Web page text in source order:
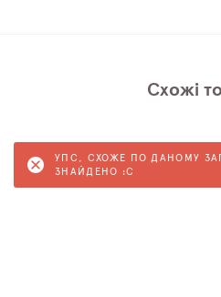
Схожі
УПС, СХОЖЕ ПО ДАНОМУ
ЗНАЙДЕНО :C